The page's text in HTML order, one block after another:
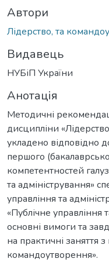
Автори
Лідерство, та
Видавець
НУБіП України
Анотація
Методичні
дисципліни
укладено відповідно
першого
компетентностей
та адміністрування»
управління та
«Публічне управління
основні вимоги та
на практичні заняття
командоутворення».